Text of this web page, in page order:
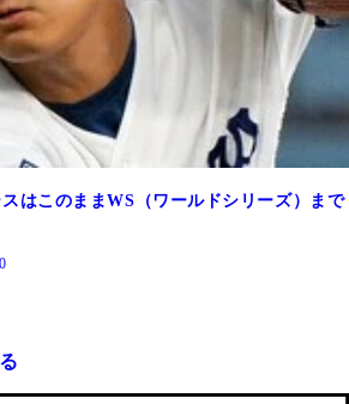
はこのままWS（ワールドシリーズ）まで